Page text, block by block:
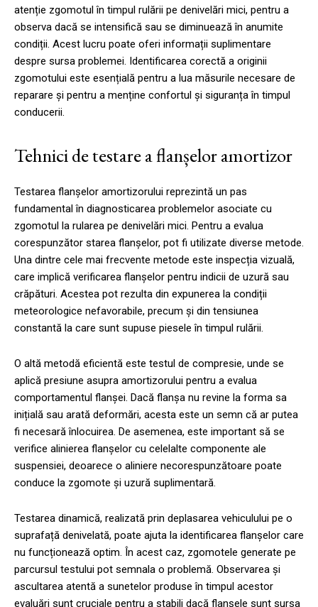
atenție zgomotul în timpul rulării pe denivelări mici, pentru a
observa dacă se intensifică sau se diminuează în anumite
condiții. Acest lucru poate oferi informații suplimentare
despre sursa problemei. Identificarea corectă a originii
zgomotului este esențială pentru a lua măsurile necesare de
reparare și pentru a menține confortul și siguranța în timpul
conducerii.
Tehnici de testare a flanșelor amortizor
Testarea flanșelor amortizorului reprezintă un pas
fundamental în diagnosticarea problemelor asociate cu
zgomotul la rularea pe denivelări mici. Pentru a evalua
corespunzător starea flanșelor, pot fi utilizate diverse metode.
Una dintre cele mai frecvente metode este inspecția vizuală,
care implică verificarea flanșelor pentru indicii de uzură sau
crăpături. Acestea pot rezulta din expunerea la condiții
meteorologice nefavorabile, precum și din tensiunea
constantă la care sunt supuse piesele în timpul rulării.
O altă metodă eficientă este testul de compresie, unde se
aplică presiune asupra amortizorului pentru a evalua
comportamentul flanșei. Dacă flanșa nu revine la forma sa
inițială sau arată deformări, acesta este un semn că ar putea
fi necesară înlocuirea. De asemenea, este important să se
verifice alinierea flanșelor cu celelalte componente ale
suspensiei, deoarece o aliniere necorespunzătoare poate
conduce la zgomote și uzură suplimentară.
Testarea dinamică, realizată prin deplasarea vehiculului pe o
suprafață denivelată, poate ajuta la identificarea flanșelor care
nu funcționează optim. În acest caz, zgomotele generate pe
parcursul testului pot semnala o problemă. Observarea și
ascultarea atentă a sunetelor produse în timpul acestor
evaluări sunt cruciale pentru a stabili dacă flanșele sunt sursa